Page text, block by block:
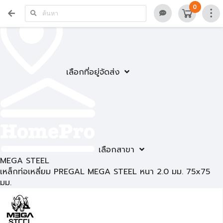
เลือกที่อยู่จัดส่ง
เลือกสาขา
0
MEGA STEEL
เหล็กท่อเหลี่ยม PREGAL MEGA STEEL หนา 2.0 มม. 75x75
มม.